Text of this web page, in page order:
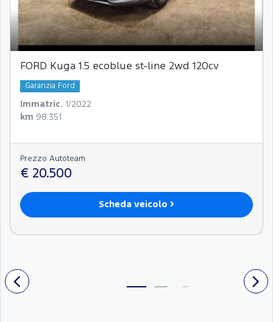
FORD Kuga 1.5 ecoblue st-line 2wd 120cv
Garanzia Ford
Immatric. 1/2022
km 98.351
Prezzo Autoteam
€ 20.500
Scheda veicolo